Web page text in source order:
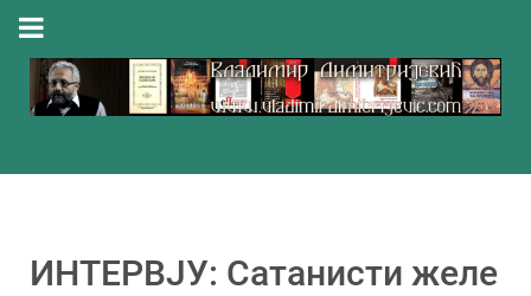
ИНТЕРВЈУ: Сатанисти желе